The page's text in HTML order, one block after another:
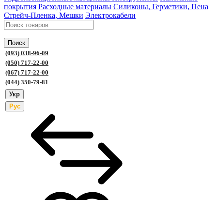
покрытия Расходные материалы Силиконы, Герметики, Пена
Стрейч-Пленка, Мешки Электрокабели
Поиск
(093) 038-96-09
(050) 717-22-00
(067) 717-22-00
(044) 350-79-81
Укр
Рус